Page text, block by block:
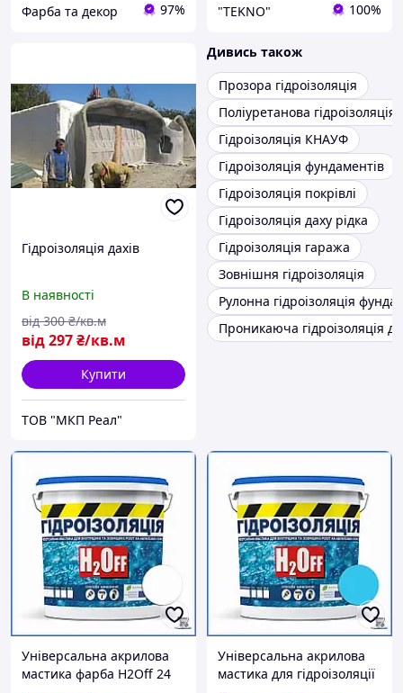
Фарба та декор 97% "TEKNO" 100%
Гідроізоляція дахів
В наявності
від297₴/кв.м
від 300 ₴/кв.м
Купити
ТОВ "МКП Реал"
Дивись також
Прозора гідроізоляція
Поліуретанова гідроізоляція
Гідроізоляція КНАУФ
Гідроізоляція фундаментів
Гідроізоляція покрівлі
Гідроізоляція даху рідка
Гідроізоляція гаража
Зовнішня гідроізоляція
Рулонна гідроізоляція
Проникаюча гідроізоляція
Універсальна акрилова
мастика фарба H2Off 24
Універсальна акрилова
мастика для гідроізоляції